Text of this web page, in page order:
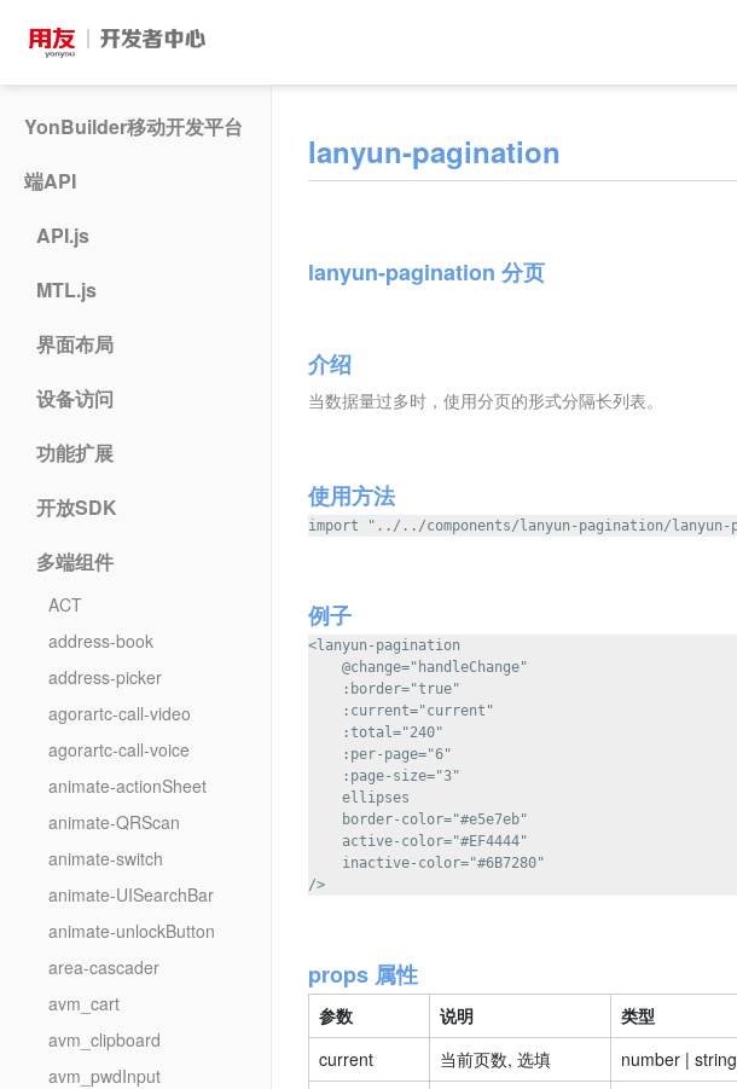
YonBuilder移动开发平台
端API
API.js
MTL.js
界面布局
设备访问
功能扩展
开放SDK
多端组件
ACT
address-book
address-picker
agorartc-call-video
agorartc-call-voice
animate-actionSheet
animate-QRScan
animate-switch
animate-UISearchBar
animate-unlockButton
area-cascader
avm_cart
avm_clipboard
avm_pwdInput
lanyun-pagination
lanyun-pagination 分页
介绍
当数据量过多时，使用分页的形式分隔长列表。
使用方法
例子
<lanyun-pagination
    @change="handleChange"
    :border="true"
    :current="current"
    :total="240"
    :per-page="6"
    :page-size="3"
    ellipses
    border-color="#e5e7eb"
    active-color="#EF4444"
    inactive-color="#6B7280"
props 属性
参数 说明 类型
current
当前页数, 选填 number | string